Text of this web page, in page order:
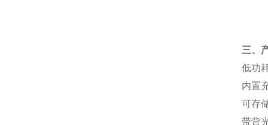
三、
低功
内置
可存
带背